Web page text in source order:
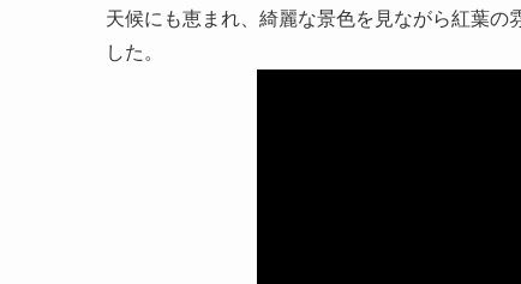
天候にも恵まれ、綺麗な景色を見ながら紅葉の
した。